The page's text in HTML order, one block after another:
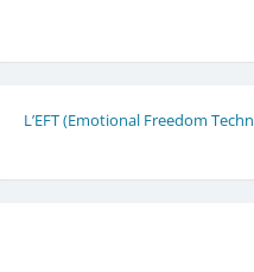
L’EFT (Emotional Freedom